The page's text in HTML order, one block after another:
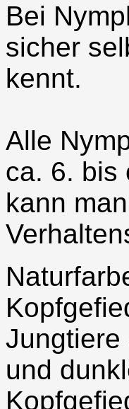
Bei
sicher
kennt.
Alle
ca. 6. bis
kann
Jungtiere
und